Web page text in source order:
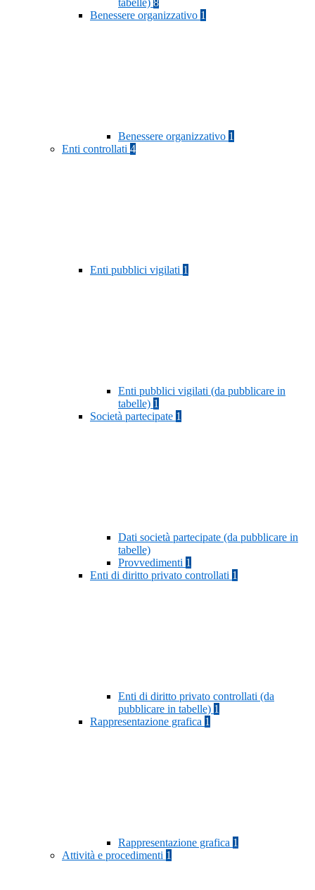
tabelle) 8
Benessere organizzativo 1
Benessere organizzativo 1
Enti controllati 4
Enti pubblici vigilati 1
Enti pubblici vigilati (da pubblicare in
tabelle) 1
Società partecipate 1
Dati società partecipate (da pubblicare in
tabelle)
Provvedimenti 1
Enti di diritto privato controllati 1
Enti di diritto privato controllati (da
pubblicare in tabelle) 1
Rappresentazione grafica 1
Rappresentazione grafica 1
Attività e procedimenti 1